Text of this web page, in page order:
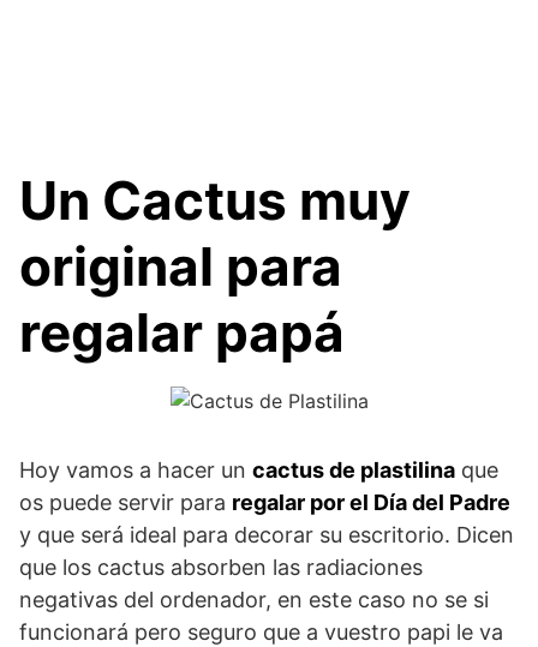
Un Cactus muy
original para
regalar papá
Hoy vamos a hacer un cactus de plastilina que
os puede servir para regalar por el Día del Padre
y que será ideal para decorar su escritorio. Dicen
que los cactus absorben las radiaciones
negativas del ordenador, en este caso no se si
funcionará pero seguro que a vuestro papi le va